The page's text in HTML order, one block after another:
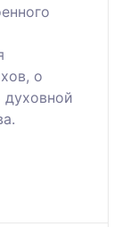
о
духовной